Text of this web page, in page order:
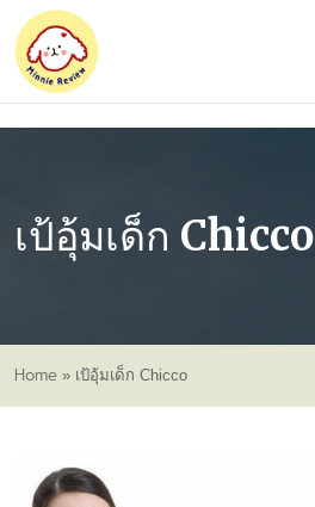
เป้อุ้มเด็ก Chicco
Home » เป้อุ้มเด็ก Chicco